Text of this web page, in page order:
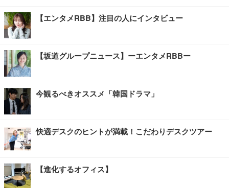
【エンタメRBB】注目の人にインタビュー
【坂道グループニュース】ーエンタメRBBー
今観るべきオススメ「韓国ドラマ」
快適デスクのヒントが満載！こだわりデスクツアー
【進化するオフィス】